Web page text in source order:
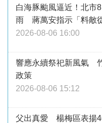
白海豚颱風逼近！北市
雨 蔣萬安指示「料敵
2026-08-06 16:00
響應永續祭祀新風氣
政策
2026-08-06 15:12
父出真愛 楊梅區表揚